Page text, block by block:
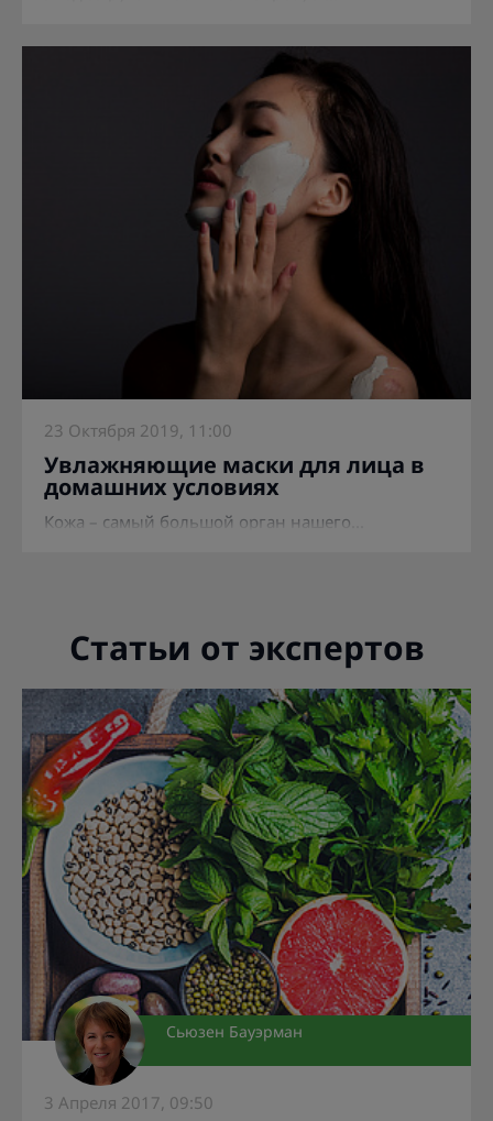
23 Октября 2019, 11:00
Увлажняющие маски для лица в
домашних условиях
Кожа – самый большой орган нашего...
Статьи от экспертов
Сьюзен Бауэрман
3 Апреля 2017, 09:50